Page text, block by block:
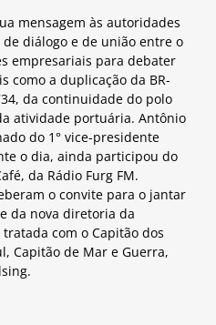
mensagem às autoridades
diálogo e de união entre o
empresariais para debater
como a duplicação da BR-
da continuidade do polo
atividade portuária. Antônio
do 1° vice-presidente
o dia, ainda participou do
da Rádio Furg FM.
o convite para o jantar
da nova diretoria da
com o Capitão dos
Capitão de Mar e Guerra,